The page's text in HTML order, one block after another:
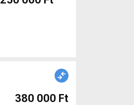
380 000 Ft